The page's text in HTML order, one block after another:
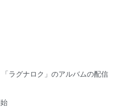
ラグナロク」のアルバムの配信